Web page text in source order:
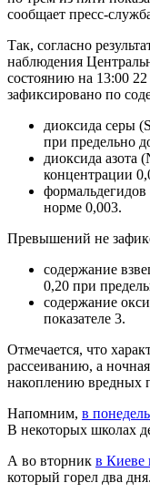
сообщает пресс-
Так, согласно
наблюдения
состоянию на 13:00
зафиксировано по
диоксида серы
при предельно
диоксида азота
концентрации
норме 0,003.
Превышений не
содержание
0,20 при
содержание
показателе 3.
Отмечается, что
рассеиванию, а
накоплению вредных
Напомним, в
В некоторых школах
А во вторник в Киеве
который горел два дня.